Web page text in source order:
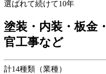
選ばれて続けて10年
塗装・内装・板金・
官工事など
計14種類（業種）